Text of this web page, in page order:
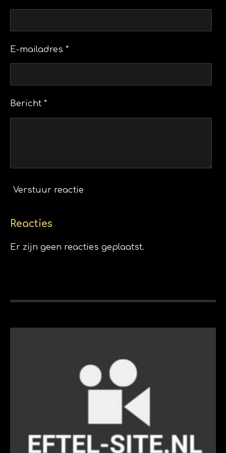
E-mailadres *
Bericht *
Verstuur reactie
Reacties
Er zijn geen reacties geplaatst.